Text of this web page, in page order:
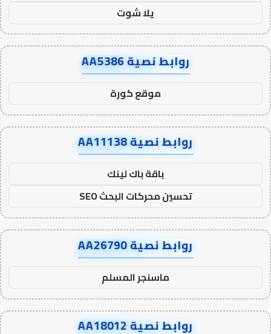
يلا شوت
روابط نصية AA5386
موقع كورة
روابط نصية AA11138
باقة باك لينك
تحسين محركات البحث SEO
روابط نصية AA26790
ماسنجر المسلم
روابط نصية AA18012